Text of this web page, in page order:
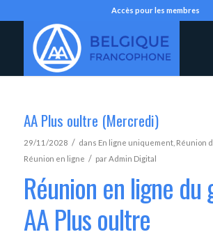
Accès pour les membres
AA Plus oultre (Mercredi)
29/11/2028 / dans En ligne uniquement, Réunion
Réunion en ligne / parAdmin Digital
Réunion en ligne du
AA Plus oultre